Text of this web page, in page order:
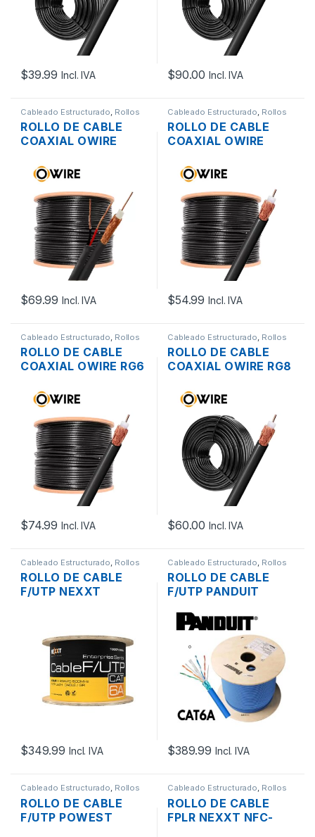
$39.99 Incl. IVA $90.00 Incl. IVA
Cableado Estructurado Rollos
ROLLO DE CABLE
COAXIAL OWIRE
PODER CCTV NEGRO
CCA 305MTS.
$69.99 Incl. IVA
Cableado Estructurado Rollos
ROLLO DE CABLE
COAXIAL OWIRE
CCA 305MTS.
$54.99 Incl. IVA
Cableado Estructurado Rollos
ROLLO DE CABLE
COAXIAL OWIRE RG6
305MTS.
$74.99 Incl. IVA
Cableado Estructurado Rollos
ROLLO DE CABLE
COAXIAL OWIRE RG8
POR METROS
$60.00 Incl. IVA
Cableado Estructurado Rollos
ROLLO DE CABLE
F/UTP NEXXT
CAT6A 305 MTS.
$349.99 Incl. IVA
Cableado Estructurado Rollos
ROLLO DE CABLE
F/UTP PANDUIT
CATEGORIA 6A LSZH
BLINDADO 305M
AZUL
$389.99 Incl. IVA
Cableado Estructurado Rollos
ROLLO DE CABLE
F/UTP POWEST
Cableado Estructurado Rollos
ROLLO DE CABLE
FPLR NEXXT NFC-